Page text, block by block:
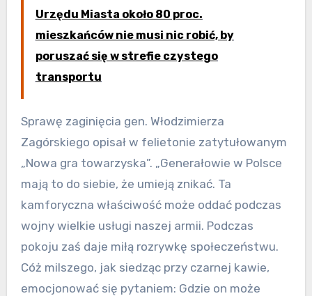
Urzędu Miasta około 80 proc.
mieszkańców nie musi nic robić, by
poruszać się w strefie czystego
transportu
Sprawę zaginięcia gen. Włodzimierza
Zagórskiego opisał w felietonie zatytułowanym
„Nowa gra towarzyska”. „Generałowie w Polsce
mają to do siebie, że umieją znikać. Ta
kamforyczna właściwość może oddać podczas
wojny wielkie usługi naszej armii. Podczas
pokoju zaś daje miłą rozrywkę społeczeństwu.
Cóż milszego, jak siedząc przy czarnej kawie,
emocjonować się pytaniem: Gdzie on może